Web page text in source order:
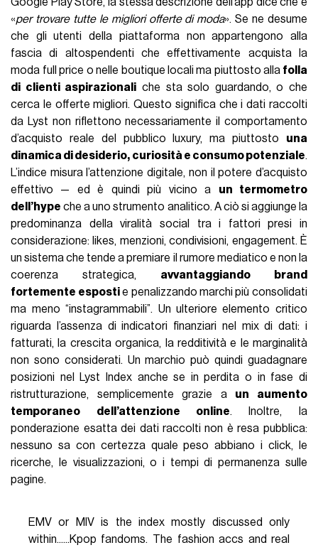
«per trovare tutte le migliori offerte di moda». Se ne desume
che gli utenti della piattaforma non appartengono alla
fascia di altospendenti che effettivamente acquista la
moda full price o nelle boutique locali ma piuttosto alla folla
di clienti aspirazionali che sta solo guardando, o che
cerca le offerte migliori. Questo significa che i dati raccolti
da Lyst non riflettono necessariamente il comportamento
d’acquisto reale del pubblico luxury, ma piuttosto una
dinamica di desiderio, curiosità e consumo potenziale.
L’indice misura l’attenzione digitale, non il potere d’acquisto
effettivo — ed è quindi più vicino a un termometro
dell’hype che a uno strumento analitico. A ciò si aggiunge la
predominanza della viralità social tra i fattori presi in
considerazione: likes, menzioni, condivisioni, engagement. È
un sistema che tende a premiare il rumore mediatico e non la
coerenza strategica, avvantaggiando brand
fortemente espostie penalizzando marchi più consolidati
ma meno “instagrammabili”. Un ulteriore elemento critico
riguarda l’assenza di indicatori finanziari nel mix di dati: i
fatturati, la crescita organica, la redditività e le marginalità
non sono considerati. Un marchio può quindi guadagnare
posizioni nel Lyst Index anche se in perdita o in fase di
ristrutturazione, semplicemente grazie a un aumento
temporaneo dell’attenzione online. Inoltre, la
ponderazione esatta dei dati raccolti non è resa pubblica:
nessuno sa con certezza quale peso abbiano i click, le
ricerche, le visualizzazioni, o i tempi di permanenza sulle
pagine.
EMV or MIV is the index mostly discussed only
within......Kpop fandoms. The fashion accs and real